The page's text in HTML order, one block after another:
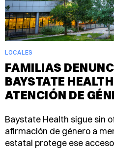
LOCALES
FAMILIAS
BAYSTATE
ATENCIÓN DE
Baystate Health sigue sin
afirmación de género a
estatal protege ese